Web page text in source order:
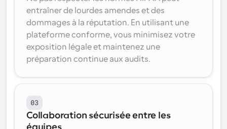
entraîner de lourdes amendes et des
dommages à la réputation. En utilisant une
plateforme conforme, vous minimisez votre
exposition légale et maintenez une
préparation continue aux audits.
03
Collaboration sécurisée entre les
équipes